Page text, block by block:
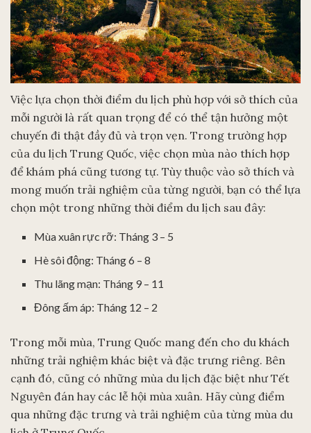
Việc lựa chọn thời điểm du lịch phù hợp với sở thích của
mỗi người là rất quan trọng để có thể tận hưởng một
chuyến đi thật đầy đủ và trọn vẹn. Trong trường hợp
của du lịch Trung Quốc, việc chọn mùa nào thích hợp
để khám phá cũng tương tự. Tùy thuộc vào sở thích và
mong muốn trải nghiệm của từng người, bạn có thể lựa
chọn một trong những thời điểm du lịch sau đây:
Mùa xuân rực rỡ: Tháng 3 – 5
Hè sôi động: Tháng 6 – 8
Thu lãng mạn: Tháng 9 – 11
Đông ấm áp: Tháng 12 – 2
Trong mỗi mùa, Trung Quốc mang đến cho du khách
những trải nghiệm khác biệt và đặc trưng riêng. Bên
cạnh đó, cũng có những mùa du lịch đặc biệt như Tết
Nguyên đán hay các lễ hội mùa xuân. Hãy cùng điểm
qua những đặc trưng và trải nghiệm của từng mùa du